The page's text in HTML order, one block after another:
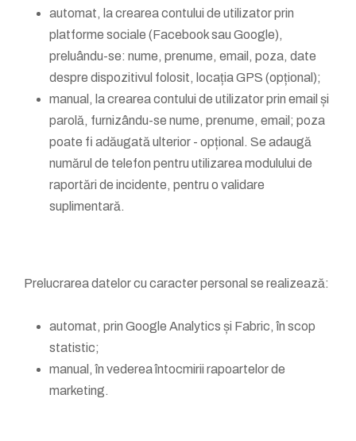
automat, la crearea contului de utilizator prin
platforme sociale (Facebook sau Google),
preluându-se: nume, prenume, email, poza, date
despre dispozitivul folosit, locația GPS (opțional);
manual, la crearea contului de utilizator prin email și
parolă, furnizându-se nume, prenume, email; poza
poate fi adăugată ulterior - opțional. Se adaugă
numărul de telefon pentru utilizarea modulului de
raportări de incidente, pentru o validare
suplimentară.
Prelucrarea datelor cu caracter personal se realizează:
automat, prin Google Analytics și Fabric, în scop
statistic;
manual, în vederea întocmirii rapoartelor de
marketing.